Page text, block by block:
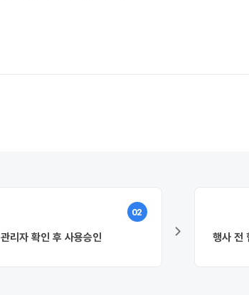
02
관리자 확인 후 사용승인 행사 전